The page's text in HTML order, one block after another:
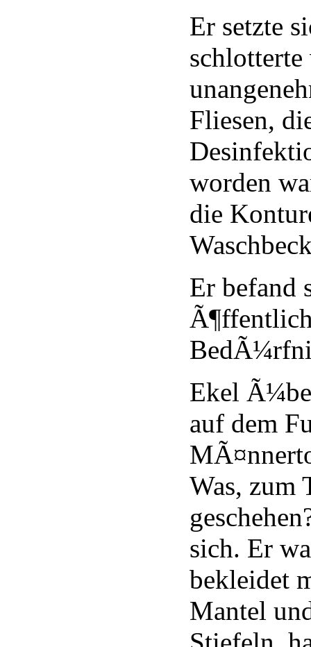
Er setzte
Fliesen,
worden
die
Er befand
Ekel
auf dem
Was, zum
sich. Er
bekleidet
Mantel